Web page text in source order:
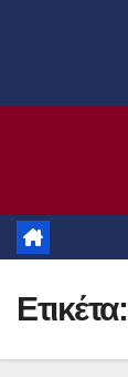
Ετικέτα: